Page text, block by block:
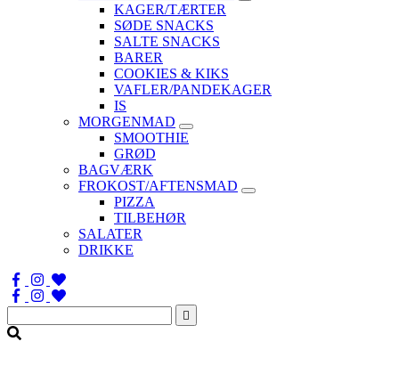
KAGER/TÆRTER
SØDE SNACKS
SALTE SNACKS
BARER
COOKIES & KIKS
VAFLER/PANDEKAGER
IS
MORGENMAD
SMOOTHIE
GRØD
BAGVÆRK
FROKOST/AFTENSMAD
PIZZA
TILBEHØR
SALATER
DRIKKE
Søg
efter: